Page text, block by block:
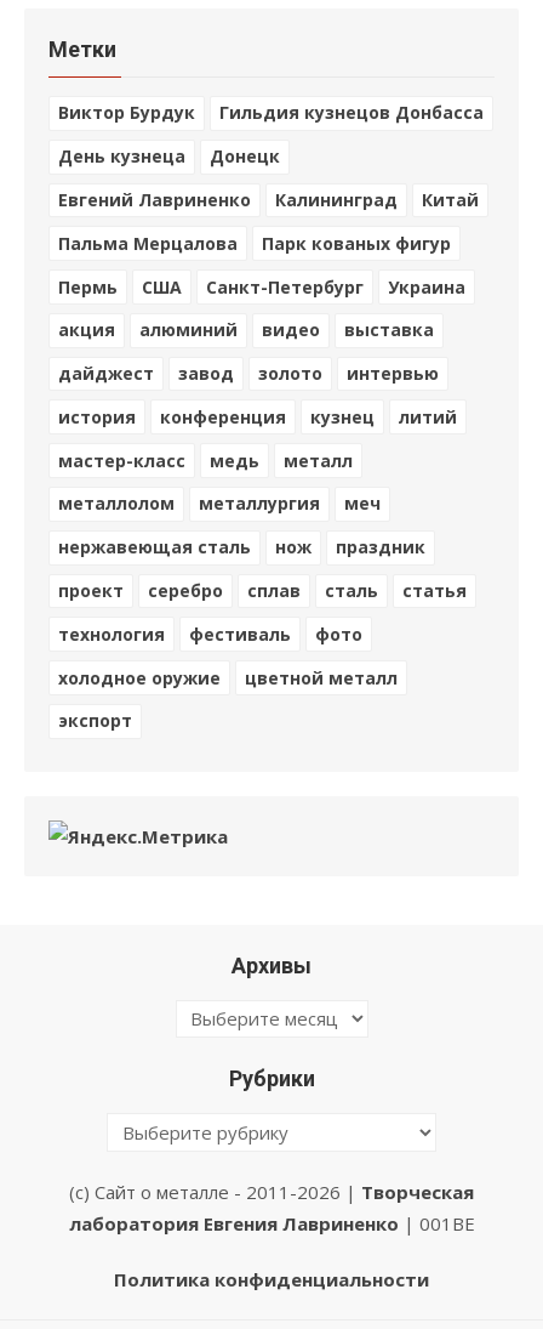
Метки
Виктор Бурдук
Гильдия кузнецов Донбасса
День кузнеца
Донецк
Евгений Лавриненко
Калининград
Китай
Пальма Мерцалова
Парк кованых фигур
Пермь
США Санкт-Петербург
Украина
акция
алюминий видео
выставка
дайджест
завод золото
интервью
история
конференция кузнец
литий
мастер-класс
медь
металл
металлолом
металлургия
меч
нержавеющая сталь
нож
праздник
проект
серебро сплав сталь
статья
технология
фестиваль
фото
холодное оружие
цветной металл
экспорт
Архивы
Архивы
Рубрики
Рубрики
(с) Сайт о металле - 2011-2026 | Творческая
лаборатория Евгения Лавриненко | 001BE
Политика конфиденциальности